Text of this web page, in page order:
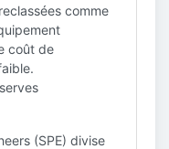
comme
coût de
(SPE) divise